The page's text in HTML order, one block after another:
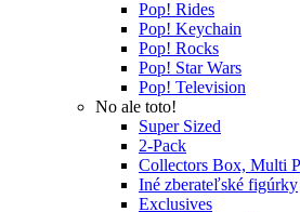
Pop! Rides
Pop! Keychain
Pop! Rocks
Pop! Star Wars
Pop! Television
No ale toto!
Super Sized
2-Pack
Collectors Box, Multi
Iné zberateľské figúrky
Exclusives